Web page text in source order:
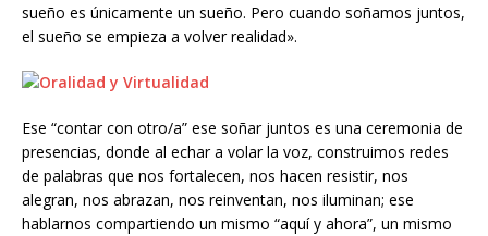
sueño es únicamente un sueño. Pero cuando soñamos juntos,
el sueño se empieza a volver realidad».
Ese “contar con otro/a” ese soñar juntos es una ceremonia de
presencias, donde al echar a volar la voz, construimos redes
de palabras que nos fortalecen, nos hacen resistir, nos
alegran, nos abrazan, nos reinventan, nos iluminan; ese
hablarnos compartiendo un mismo “aquí y ahora”, un mismo